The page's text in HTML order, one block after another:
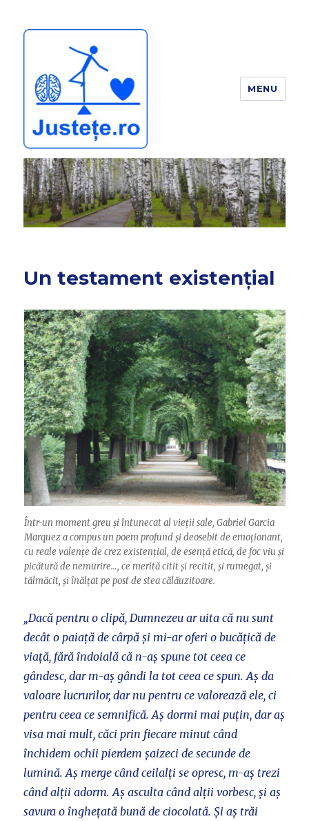
JUSTEȚE
MENU
Un testament existențial
Într-un moment greu și întunecat al vieții sale, Gabriel Garcia
Marquez a compus un poem profund și deosebit de emoționant,
cu reale valențe de crez existențial, de esență etică, de foc viu și
picătură de nemurire…, ce merită citit și recitit, și rumegat, și
tălmăcit, și înălțat pe post de stea călăuzitoare.
„Dacă pentru o clipă, Dumnezeu ar uita că nu sunt
decât o paiață de cârpă și mi-ar oferi o bucățică de
viață, fără îndoială că n-aș spune tot ceea ce
gândesc, dar m-aș gândi la tot ceea ce spun. Aș da
valoare lucrurilor, dar nu pentru ce valorează ele, ci
pentru ceea ce semnifică. Aș dormi mai puțin, dar aș
visa mai mult, căci prin fiecare minut când
închidem ochii pierdem șaizeci de secunde de
lumină. Aș merge când ceilalți se opresc, m-aș trezi
când alții adorm. Aș asculta când alții vorbesc, și aș
savura o înghețată bună de ciocolată. Și aș trăi